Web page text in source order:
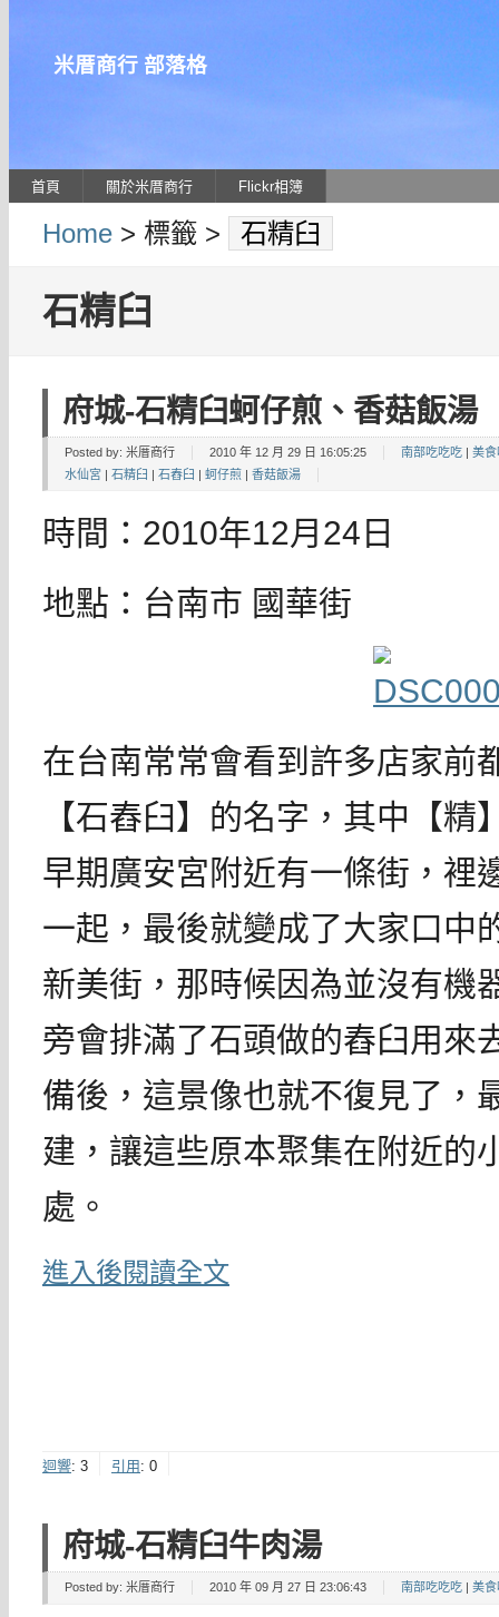
米厝商行 部落格
首頁 關於米厝商行 Flickr相簿
Home > 標籤 > 石精臼
石精臼
府城-石精臼蚵仔煎、香菇飯湯
Posted by: 米厝商行 2010 年 12 月 29 日 16:05:25 南部吃吃吃
美食
水仙宮 | 石精臼 | 石舂臼 | 蚵仔煎 | 香菇飯湯
時間：2010年12月24日
地點：台南市 國華街
在台南常常會看到許多店家前
【石舂臼】的名字，其中【
早期廣安宮附近有一條街，裡
一起，最後就變成了大家口中
新美街，那時候因為並沒有機
旁會排滿了石頭做的舂臼用來
備後，這景像也就不復見了，
建，讓這些原本聚集在附近的
處。
進入後閱讀全文
迴響: 3 引用 : 0
府城-石精臼牛肉湯
Posted by: 米厝商行 2010 年 09 月 27 日 23:06:43 南部吃吃吃 美食